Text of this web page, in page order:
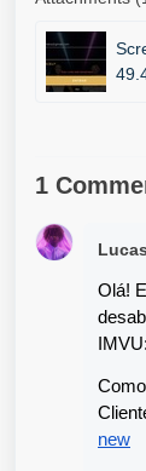
1
Lucas
Olá!
IMVU:
new